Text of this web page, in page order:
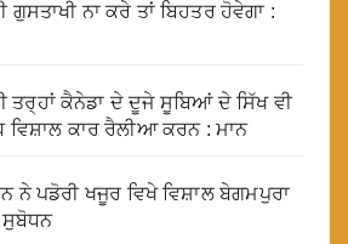
ਗੁਸਤਾਖੀ ਨਾ ਕਰੇ ਤਾਂ ਬਿਹਤਰ ਹੋਵੇਗਾ :
ਤਰ੍ਹਾਂ ਕੈਨੇਡਾ ਦੇ ਦੂਜੇ ਸੂਬਿਆਂ ਦੇ ਸਿੱਖ ਵੀ
ਵਿਸ਼ਾਲ ਕਾਰ ਰੈਲੀਆ ਕਰਨ : ਮਾਨ
ਨੇ ਪਡੋਰੀ ਖਜੂਰ ਵਿਖੇ ਵਿਸ਼ਾਲ ਬੇਗਮਪੁਰਾ
ਸੁਬੋਧਨ